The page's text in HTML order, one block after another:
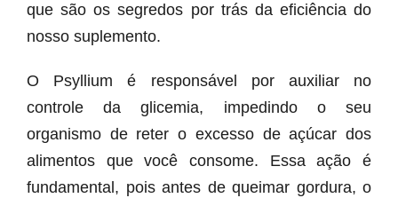
que são os segredos por trás da eficiência do
nosso suplemento.
O Psyllium é responsável por auxiliar no
controle da glicemia, impedindo o seu
organismo de reter o excesso de açúcar dos
alimentos que você consome. Essa ação é
fundamental, pois antes de queimar gordura, o